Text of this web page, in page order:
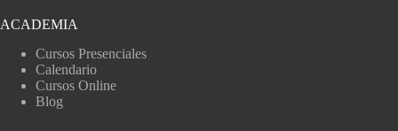
ACADEMIA
Cursos Presenciales
Calendario
Cursos Online
Blog